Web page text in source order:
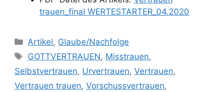
trauen_final WERTESTARTER_04.2020
Kategorien
Artikel, Glaube/Nachfolge
Schlagwörter
GOTTVERTRAUEN, Misstrauen,
Selbstvertrauen, Urvertrauen, Vertrauen,
Vertrauen trauen, Vorschussvertrauen,